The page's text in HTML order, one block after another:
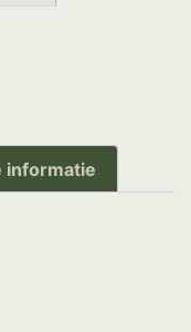
informatie